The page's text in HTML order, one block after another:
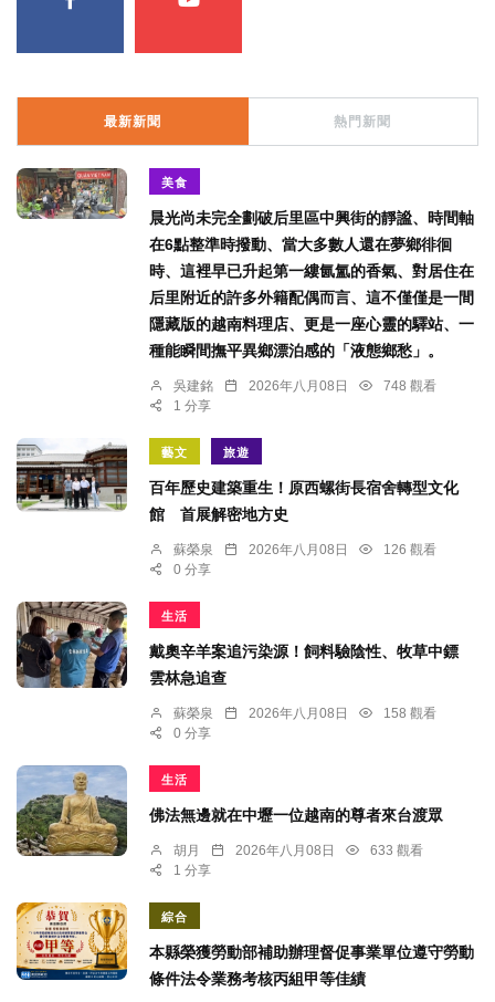
最新新聞 熱門新聞
美食
晨光尚未完全劃破后里區中興街的靜謐、時間軸
在6點整準時撥動、當大多數人還在夢鄉徘徊
時、這裡早已升起第一縷氤氳的香氣、對居住在
后里附近的許多外籍配偶而言、這不僅僅是一間
隱藏版的越南料理店、更是一座心靈的驛站、一
種能瞬間撫平異鄉漂泊感的「液態鄉愁」。
吳建銘 2026年八月08日
748 觀看
1 分享
藝文 旅遊
百年歷史建築重生！原西螺街長宿舍轉型文化
館 首展解密地方史
蘇榮泉 2026年八月08日
126 觀看
0 分享
生活
戴奧辛羊案追污染源！飼料驗陰性、牧草中鏢
雲林急追查
蘇榮泉 2026年八月08日
158 觀看
0 分享
生活
佛法無邊就在中壢一位越南的尊者來台渡眾
胡月 2026年八月08日
633 觀看
1 分享
綜合
本縣榮獲勞動部補助辦理督促事業單位遵守勞動
條件法令業務考核丙組甲等佳績